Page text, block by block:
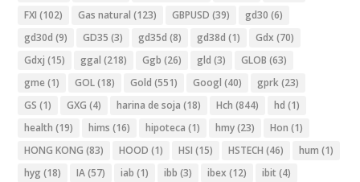
FXI (102) Gas natural (123) GBPUSD (39) gd30 (6)
gd30d (9) GD35 (3) gd35d (8) gd38d (1) Gdx (70)
Gdxj (15) ggal (218) Ggb (26) gld (3) GLOB (63)
gme (1) GOL(18) Gold (551) Googl (40) gprk(23)
GS (1) GXG (4) harina de soja (18) Hch (844) hd (1)
health (19) hims (16) hipoteca (1) hmy(23) Hon (1)
HONG KONG (83) HOOD (1) HSI (15) HSTECH (46) hum (1)
hyg (18) IA(57) iab (1) ibb (3) ibex (12) ibit (4)